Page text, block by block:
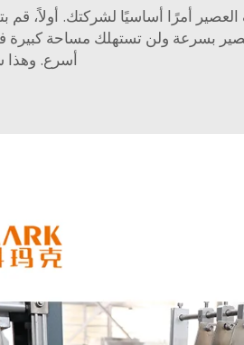
أمرًا أساسيًا لشركتك. أولاً،
بسرعة ولن تستهلك مساحة كبيرة
أسرع. وهذا